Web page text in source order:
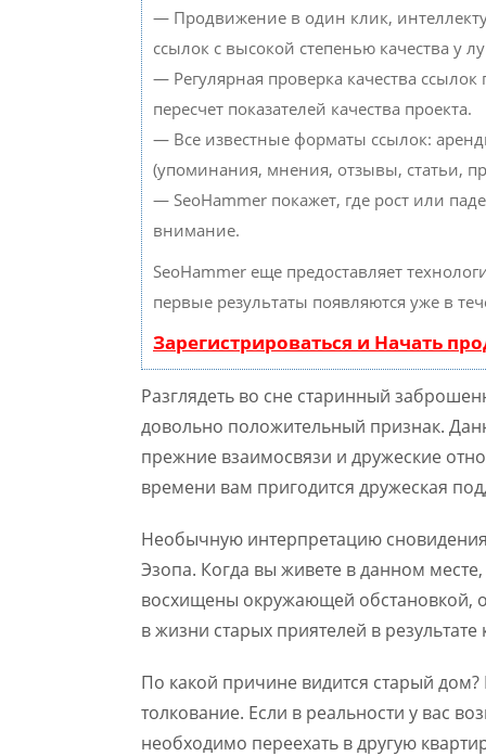
— Продвижение в один клик,
ссылок с высокой степенью качества у
— Регулярная проверка качества
пересчет показателей качества проекта.
— Все известные форматы ссылок:
(упоминания, мнения, отзывы, статьи,
— SeoHammer покажет, где рост или
внимание.
SeoHammer еще предоставляет
первые результаты появляются уже в
Зарегистрироваться и Начать
Разглядеть во сне старинный
довольно положительный признак.
прежние взаимосвязи и дружеские
времени вам пригодится дружеская
Необычную интерпретацию
Эзопа. Когда вы живете в данном
восхищены окружающей обстановкой,
в жизни старых приятелей в
По какой причине видится старый
толкование. Если в реальности у вас
необходимо переехать в другую